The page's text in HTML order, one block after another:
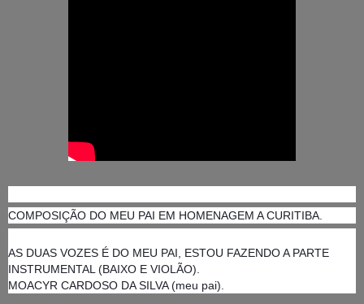
COMPOSIÇÃO DO MEU PAI EM HOMENAGEM A CURITIBA.
AS DUAS VOZES É DO MEU PAI, ESTOU FAZENDO A PARTE
INSTRUMENTAL (BAIXO E VIOLÃO).
MOACYR CARDOSO DA SILVA (meu pai).